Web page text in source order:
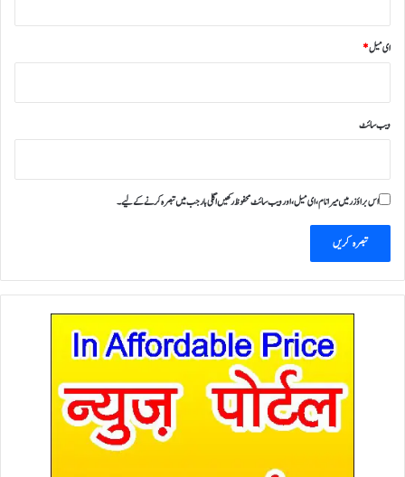
ای میل*
ویب‌ سائٹ
اس براؤزر میں میرا نام، ای میل، اور ویب سائٹ محفوظ رکھیں اگلی بار جب میں تبصرہ کرنے کےلیے۔